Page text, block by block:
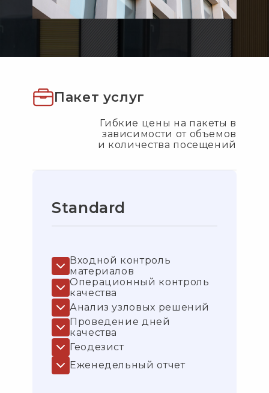
Пакет услуг
Гибкие цены на пакеты в
зависимости от объемов
и количества посещений
Standard
Входной контроль
материалов
Операционный контроль
качества
Анализ узловых решений
Проведение дней
качества
Геодезист
Еженедельный отчет